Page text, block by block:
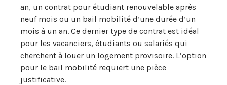
an, un contrat pour étudiant renouvelable après
neuf mois ou un bail mobilité d’une durée d’un
mois à un an. Ce dernier type de contrat est idéal
pour les vacanciers, étudiants ou salariés qui
cherchent à louer un logement provisoire. L’option
pour le bail mobilité requiert une pièce
justificative.